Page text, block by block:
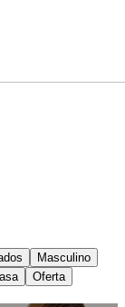
Masculino
Oferta